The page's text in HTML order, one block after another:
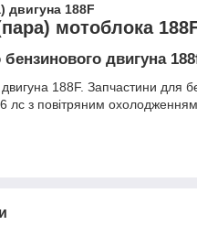
двигуна 188F
мотоблока
двигуна
188F. Запчастини для
лс з повітряним